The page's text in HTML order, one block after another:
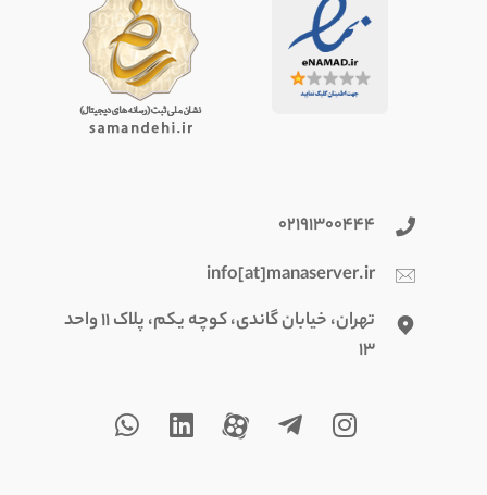
۰۲۱۹۱۳۰۰۴۴۴
info[at]manaserver.ir
تهران، خیابان گاندی، کوچه یکم، پلاک ۱۱ واحد
۱۳